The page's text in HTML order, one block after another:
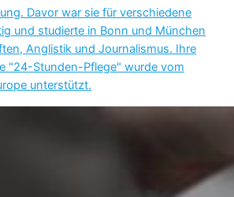
Davor war sie für verschiedene
und studierte in Bonn und München
Anglistik und Journalismus. Ihre
"24-Stunden-Pflege" wurde vom
unterstützt.